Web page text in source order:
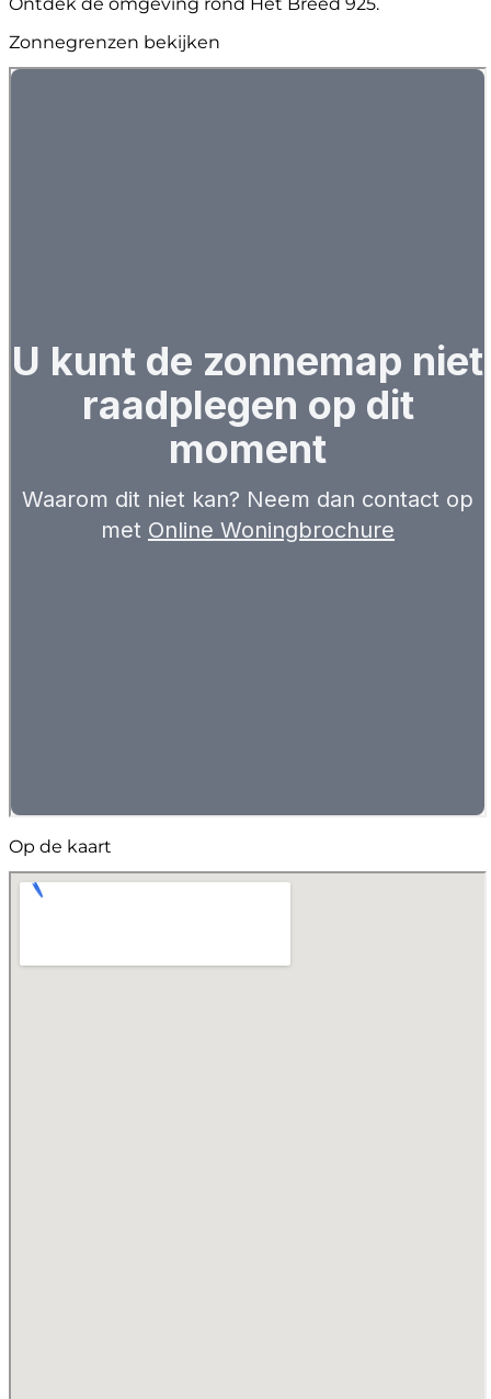
Zonnegrenzen bekijken
Op de kaart